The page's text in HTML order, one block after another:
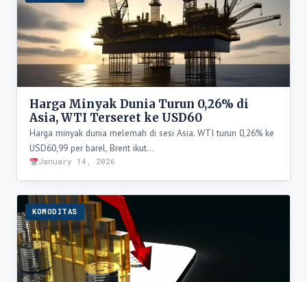
Harga Minyak Dunia Turun 0,26% di
Asia, WTI Terseret ke USD60
Harga minyak dunia melemah di sesi Asia. WTI turun 0,26% ke
USD60,99 per barel, Brent ikut…
January 14, 2026
KOMODITAS